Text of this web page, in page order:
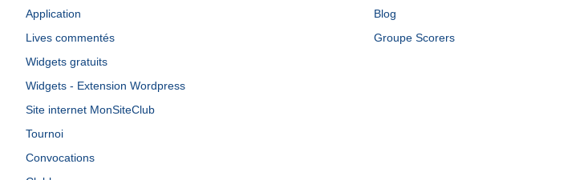
Application
Lives commentés
Widgets gratuits
Widgets - Extension Wordpress
Site internet MonSiteClub
Tournoi
Convocations
Blog
Groupe Scorers